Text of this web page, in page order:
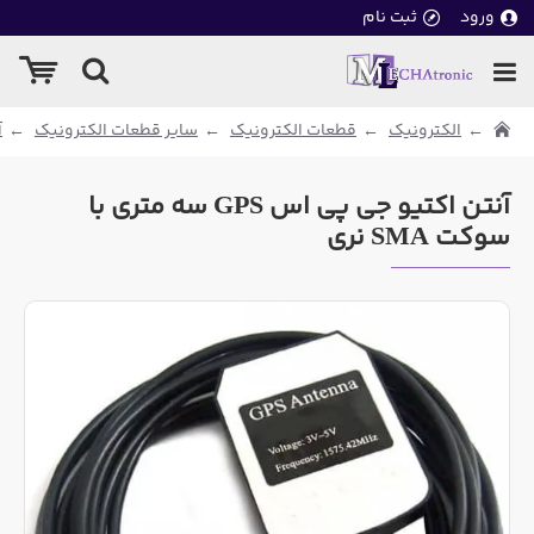
ورود ثبت نام
الکترونیک قطعات الکترونیک سایر قطعات الکترونیک
آنتن اکتیو جی پی اس GPS سه متری با
سوکت SMA نری